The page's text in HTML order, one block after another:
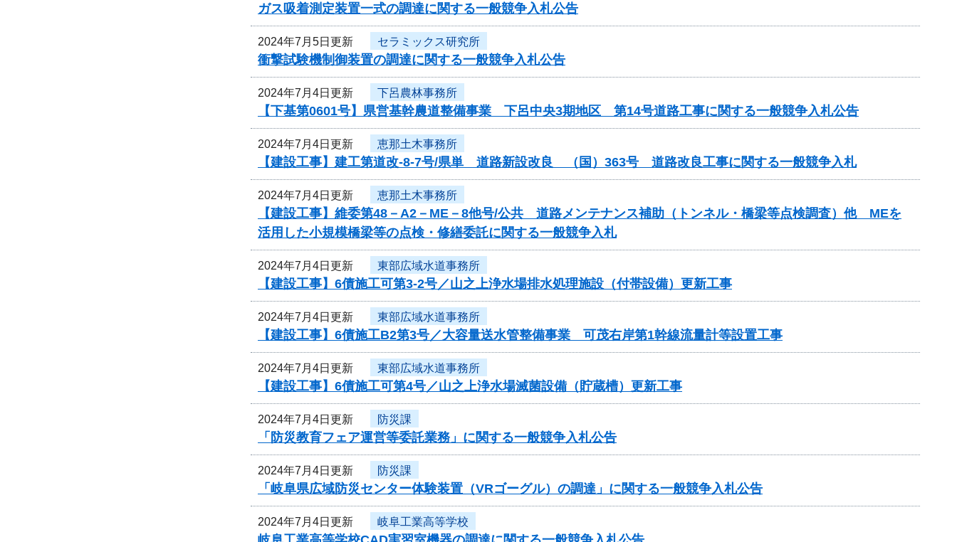
ガス吸着測定装置一式の調達に関する一般競争入札公告
2024年7月5日更新 セラミックス研究所
衝撃試験機制御装置の調達に関する一般競争入札公告
2024年7月4日更新 下呂農林事務所
【下基第0601号】県営基幹農道整備事業 下呂中央3期地区 第14号道路工事に関する一般競争入札公告
2024年7月4日更新 恵那土木事務所
【建設工事】建工第道改-8-7号/県単 道路新設改良 （国）363号 道路改良工事に関する一般競争入札
2024年7月4日更新 恵那土木事務所
【建設工事】維委第48－A2－ME－8他号/公共 道路メンテナンス補助（トンネル・橋梁等点検調査）他 MEを
活用した小規模橋梁等の点検・修繕委託に関する一般競争入札
2024年7月4日更新 東部広域水道事務所
【建設工事】6債施工可第3-2号／山之上浄水場排水処理施設（付帯設備）更新工事
2024年7月4日更新 東部広域水道事務所
【建設工事】6債施工B2第3号／大容量送水管整備事業 可茂右岸第1幹線流量計等設置工事
2024年7月4日更新 東部広域水道事務所
【建設工事】6債施工可第4号／山之上浄水場滅菌設備（貯蔵槽）更新工事
2024年7月4日更新 防災課
「防災教育フェア運営等委託業務」に関する一般競争入札公告
2024年7月4日更新 防災課
「岐阜県広域防災センター体験装置（VRゴーグル）の調達」に関する一般競争入札公告
2024年7月4日更新 岐阜工業高等学校